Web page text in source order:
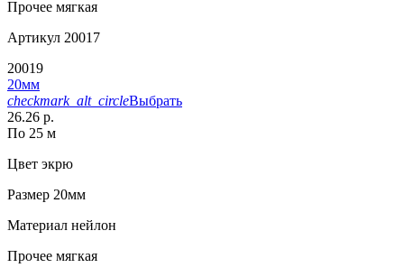
Прочее мягкая
Артикул 20017
20019
20мм
checkmark_alt_circleВыбрать
26.26 р.
По 25 м
Цвет экрю
Размер 20мм
Материал нейлон
Прочее мягкая